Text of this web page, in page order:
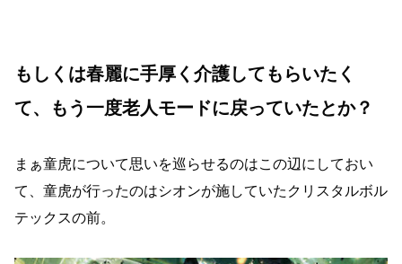
もしくは春麗に手厚く介護してもらいたく
て、もう一度老人モードに戻っていたとか？
まぁ童虎について思いを巡らせるのはこの辺にしておい
て、童虎が行ったのはシオンが施していたクリスタルボル
テックスの前。